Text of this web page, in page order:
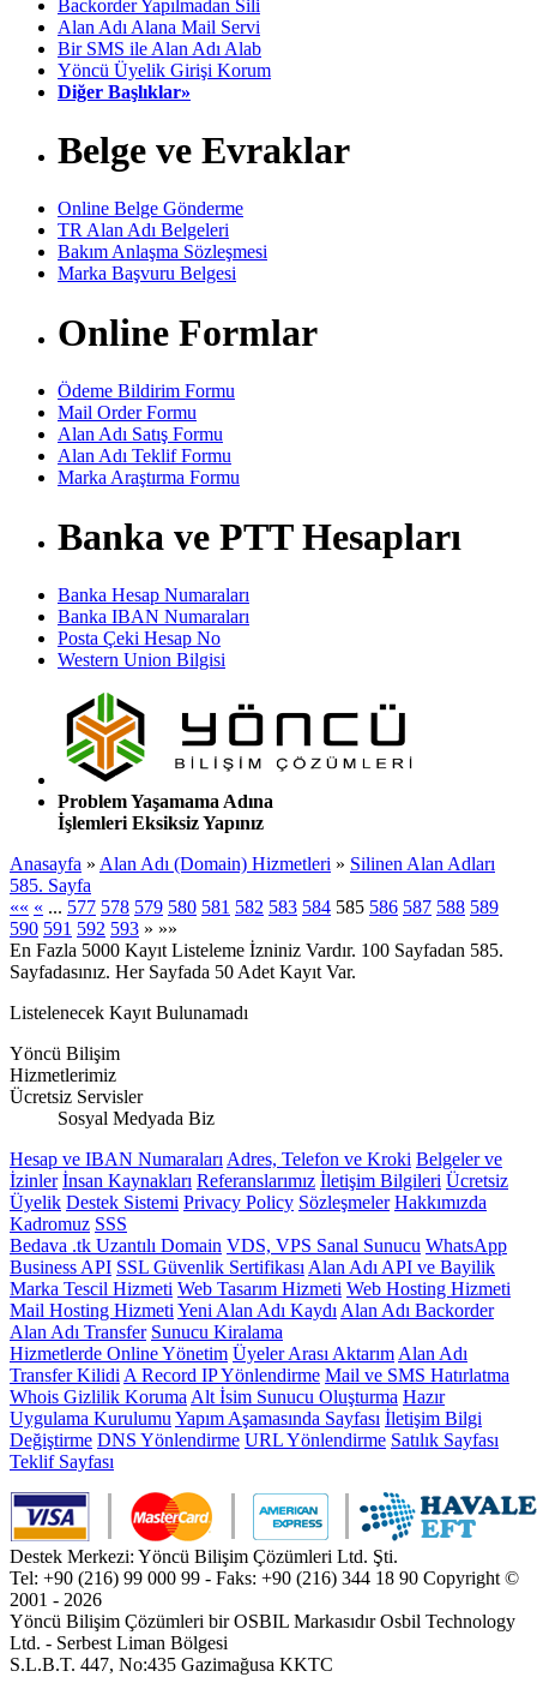
Backorder Yapılmadan Sili
Alan Adı Alana Mail Servi
Bir SMS ile Alan Adı Alab
Yöncü Üyelik Girişi Korum
Diğer Başlıklar»
Belge ve Evraklar
Online Belge Gönderme
TR Alan Adı Belgeleri
Bakım Anlaşma Sözleşmesi
Marka Başvuru Belgesi
Online Formlar
Ödeme Bildirim Formu
Mail Order Formu
Alan Adı Satış Formu
Alan Adı Teklif Formu
Marka Araştırma Formu
Banka ve PTT Hesapları
Banka Hesap Numaraları
Banka IBAN Numaraları
Posta Çeki Hesap No
Western Union Bilgisi
Problem Yaşamama Adına
İşlemleri Eksiksiz Yapınız
Anasayfa » Alan Adı (Domain) Hizmetleri » Silinen Alan Adları
585. Sayfa
«« « ... 577 578 579 580 581 582 583 584 585 586 587 588 589
590 591 592 593 » »»
En Fazla 5000 Kayıt Listeleme İzniniz Vardır. 100 Sayfadan 585.
Sayfadasınız. Her Sayfada 50 Adet Kayıt Var.
Listelenecek Kayıt Bulunamadı
Yöncü Bilişim
Hizmetlerimiz
Ücretsiz Servisler
Sosyal Medyada Biz
Hesap ve IBAN Numaraları Adres, Telefon ve Kroki Belgeler ve
İzinler İnsan Kaynakları Referanslarımız İletişim Bilgileri Ücretsiz
Üyelik Destek Sistemi Privacy Policy Sözleşmeler Hakkımızda
Kadromuz SSS
Bedava .tk Uzantılı Domain VDS, VPS Sanal Sunucu WhatsApp
Business API SSL Güvenlik Sertifikası Alan Adı API ve Bayilik
Marka Tescil Hizmeti Web Tasarım Hizmeti Web Hosting Hizmeti
Mail Hosting Hizmeti Yeni Alan Adı Kaydı Alan Adı Backorder
Alan Adı Transfer Sunucu Kiralama
Hizmetlerde Online Yönetim Üyeler Arası Aktarım Alan Adı
Transfer Kilidi A Record IP Yönlendirme Mail ve SMS Hatırlatma
Whois Gizlilik Koruma Alt İsim Sunucu Oluşturma Hazır
Uygulama Kurulumu Yapım Aşamasında Sayfası İletişim Bilgi
Değiştirme DNS Yönlendirme URL Yönlendirme Satılık Sayfası
Teklif Sayfası
Destek Merkezi: Yöncü Bilişim Çözümleri Ltd. Şti.
Tel: +90 (216) 99 000 99 - Faks: +90 (216) 344 18 90 Copyright ©
2001 - 2026
Yöncü Bilişim Çözümleri bir OSBIL Markasıdır Osbil Technology
Ltd. - Serbest Liman Bölgesi
S.L.B.T. 447, No:435 Gazimağusa KKTC